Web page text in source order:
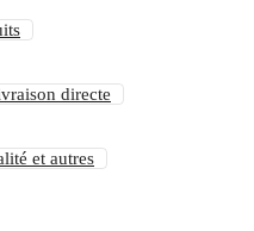
directe
et autres